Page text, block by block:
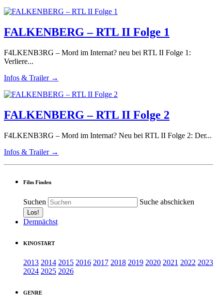
FALKENBERG – RTL II Folge 1
F4LKENB3RG – Mord im Internat? neu bei RTL II Folge 1:
Verliere...
Infos & Trailer →
FALKENBERG – RTL II Folge 2
F4LKENB3RG – Mord im Internat? Neu bei RTL II Folge 2: Der...
Infos & Trailer →
Film Finden
Suchen Suche abschicken
Demnächst
KINOSTART
2013 2014 2015 2016 2017 2018 2019 2020 2021 2022 2023
2024 2025 2026
GENRE